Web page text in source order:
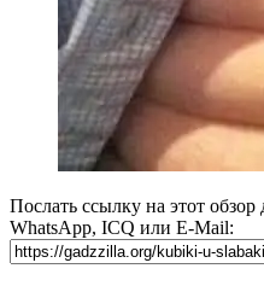
Послать ссылку на этот
WhatsApp, ICQ или E-Mail: